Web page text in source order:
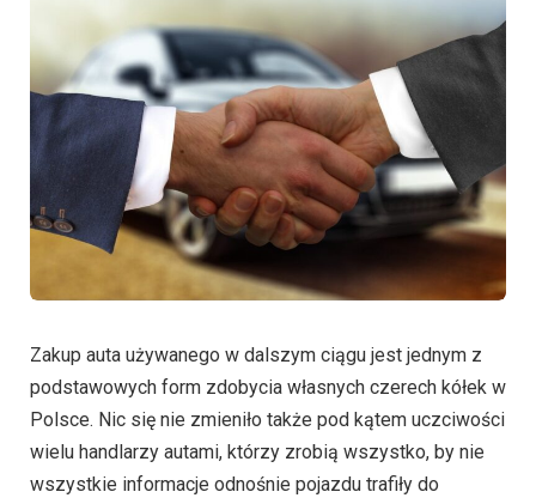
Zakup auta używanego w dalszym ciągu jest jednym z
podstawowych form zdobycia własnych czerech kółek w
Polsce. Nic się nie zmieniło także pod kątem uczciwości
wielu handlarzy autami, którzy zrobią wszystko, by nie
wszystkie informacje odnośnie pojazdu trafiły do